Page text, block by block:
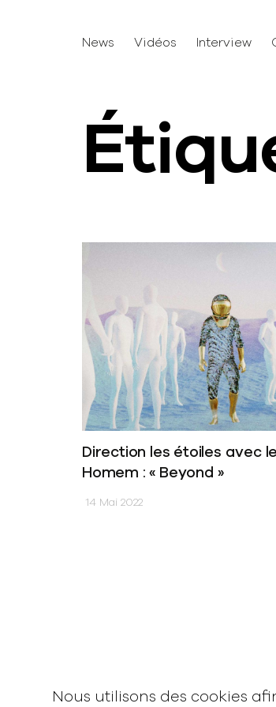
Nous utilisons des cookies
News Vidéos Interview
Direction les étoiles avec
Homem : « Beyond »
14 Mai 2022